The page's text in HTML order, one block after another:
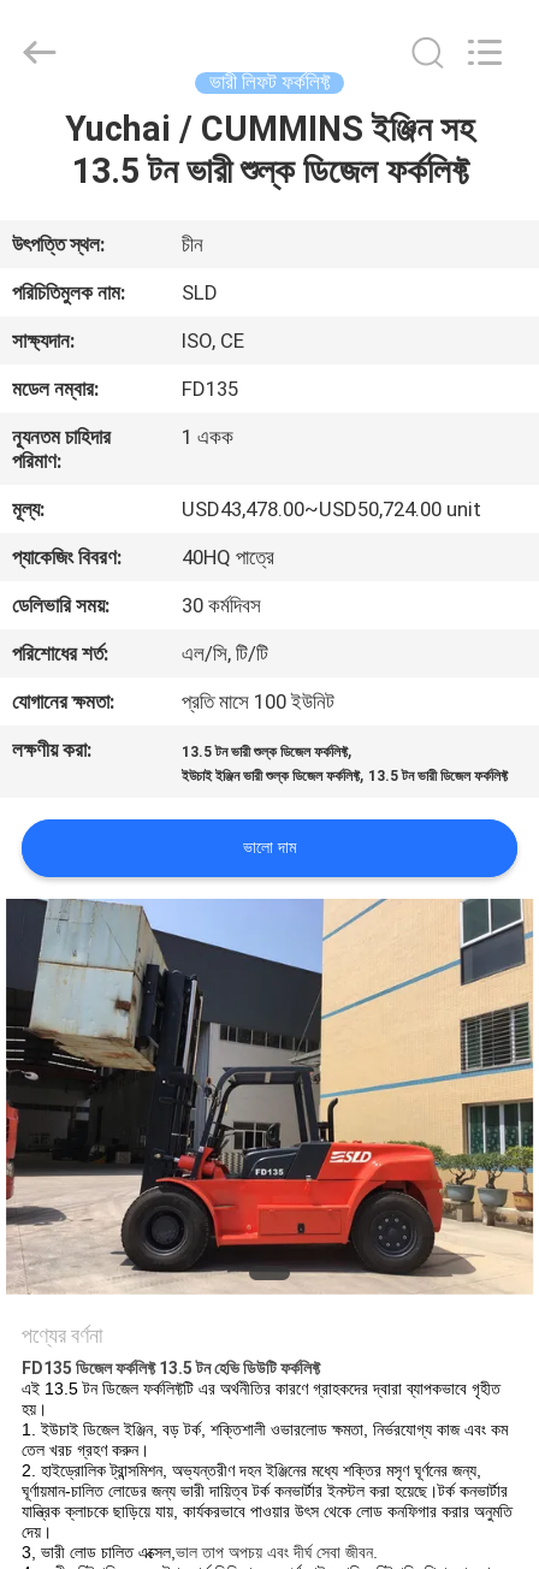
আমাদের
সম্পর্কে
কারখানা
ভ্রমণ
মান
নিয়ন্ত্রণ
সাইট
ম্যাপ
PRIVACY
ভারী লিফট ফর্কলিফ্ট
Yuchai / CUMMINS ইঞ্জিন সহ
13.5 টন ভারী শুল্ক ডিজেল ফর্কলিফ্ট
উৎপত্তি স্থল:
চীন
পরিচিতিমুলক নাম:
SLD
সাক্ষ্যদান:
ISO, CE
মডেল নম্বার:
FD135
ন্যূনতম চাহিদার
পরিমাণ:
1 একক
মূল্য:
USD43,478.00~USD50,724.00 unit
প্যাকেজিং বিবরণ:
40HQ পাত্রে
ডেলিভারি সময়:
30 কর্মদিবস
পরিশোধের শর্ত:
এল/সি, টি/টি
যোগানের ক্ষমতা:
প্রতি মাসে 100 ইউনিট
লক্ষণীয় করা:
13.5 টন ভারী শুল্ক ডিজেল ফর্কলিফ্ট,
ইউচাই ইঞ্জিন ভারী শুল্ক ডিজেল ফর্কলিফ্ট, 13.5 টন ভারী ডিজেল ফর্কলিফ্ট
ভালো দাম
পণ্যের বর্ণনা
FD135 ডিজেল ফর্কলিফ্ট 13.5 টন হেভি ডিউটি ​​ফর্কলিফ্ট
এই 13.5 টন ডিজেল ফর্কলিফ্টটি এর অর্থনীতির কারণে গ্রাহকদের দ্বারা ব্যাপকভাবে গৃহীত
হয়।
1. ইউচাই ডিজেল ইঞ্জিন, বড় টর্ক, শক্তিশালী ওভারলোড ক্ষমতা, নির্ভরযোগ্য কাজ এবং কম
তেল খরচ গ্রহণ করুন।
2. হাইড্রোলিক ট্রান্সমিশন, অভ্যন্তরীণ দহন ইঞ্জিনের মধ্যে শক্তির মসৃণ ঘূর্ণনের জন্য,
ঘূর্ণায়মান-চালিত লোডের জন্য ভারী দায়িত্ব টর্ক কনভার্টার ইনস্টল করা হয়েছে।টর্ক কনভার্টার
যান্ত্রিক ক্লাচকে ছাড়িয়ে যায়, কার্যকরভাবে পাওয়ার উৎস থেকে লোড কনফিগার করার অনুমতি
দেয়।
3, ভারী লোড চালিত এক্সেল,ভাল তাপ অপচয় এবং দীর্ঘ সেবা জীবন.